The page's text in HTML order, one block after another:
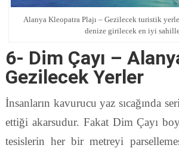
Alanya Kleopatra Plajı – Gezilecek turistik
denize girilecek en iyi
6- Dim Çayı –
Gezilecek Yerler
İnsanların kavurucu yaz sıcağında
ettiği akarsudur. Fakat Dim Çayı
tesislerin her bir metreyi